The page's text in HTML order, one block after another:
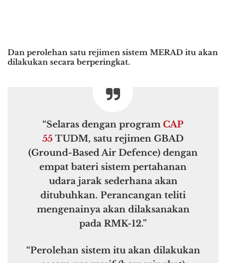
Dan perolehan satu rejimen sistem MERAD itu akan
dilakukan secara berperingkat.
“Selaras dengan programCAP
55 TUDM, satu rejimen GBAD
(Ground-Based Air Defence) dengan
empat bateri sistem pertahanan
udara jarak sederhana akan
ditubuhkan. Perancangan teliti
mengenainya akan dilaksanakan
pada RMK-12.”
“Perolehan sistem itu akan dilakukan